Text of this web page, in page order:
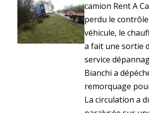
camion Rent A
perdu le
véhicule, le
a fait une sortie
service
Bianchi a
remorquage
La circulation a